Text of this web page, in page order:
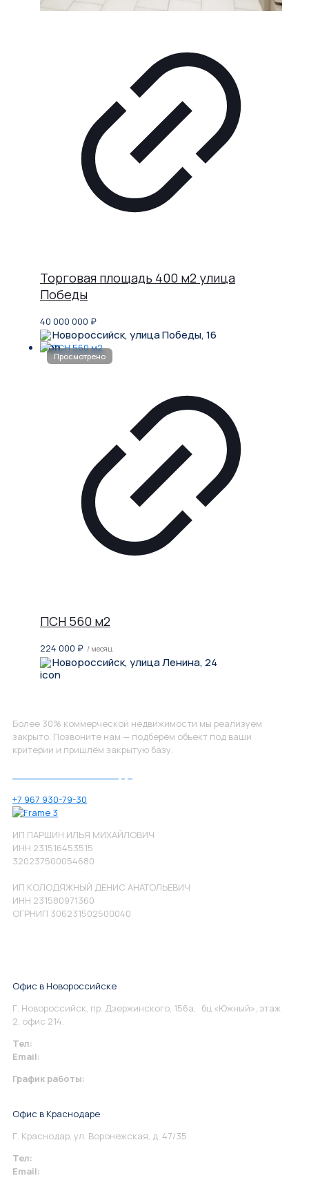
Торговая площадь 400 м2 улица
Победы
40 000 000 ₽
Новороссийск, улица Победы, 16
ПСН 560 м2
224 000 ₽ / месяц
Новороссийск, улица Ленина, 24
Более 30% коммерческой недвижимости мы реализуем
закрыто. Позвоните нам — подберём объект под ваши
критерии и пришлём закрытую базу.
+7 967 930-79-30
ИП ПАРШИН ИЛЬЯ МИХАЙЛОВИЧ
ИНН 231516453515
320237500054680
ИП КОЛОДЯЖНЫЙ ДЕНИС АНАТОЛЬЕВИЧ
ИНН 231580971360
ОГРНИП 306231502500040
Офис в Новороссийске
Г. Новороссийск, пр. Дзержинского, 156а, бц «Южный», этаж
2, офис 214.
Тел:
Email:
График работы:
Офис в Краснодаре
Г. Краснодар, ул. Воронежская, д. 47/35
Тел:
Email: